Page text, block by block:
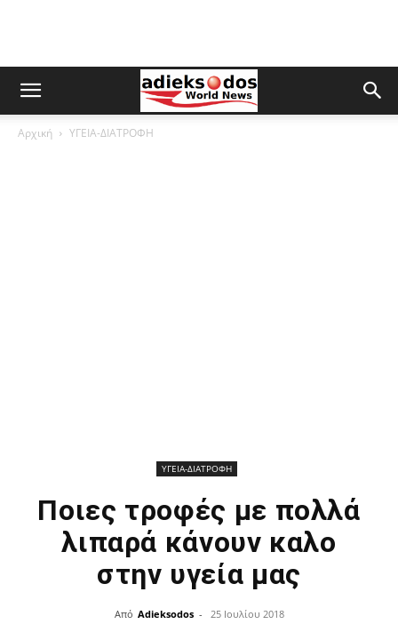
Αρχική ΥΓΕΙΑ-ΔΙΑΤΡΟΦΗ
ΥΓΕΙΑ-ΔΙΑΤΡΟΦΗ
Ποιες τροφές με πολλά
λιπαρά κάνουν καλο
στην υγεία μας
Από Adieksodos - 25 Ιουλίου 2018